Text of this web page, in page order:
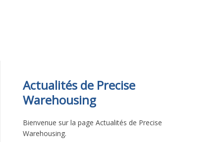
Actualités de Precise
Warehousing
Bienvenue sur la page Actualités de Precise
Warehousing.